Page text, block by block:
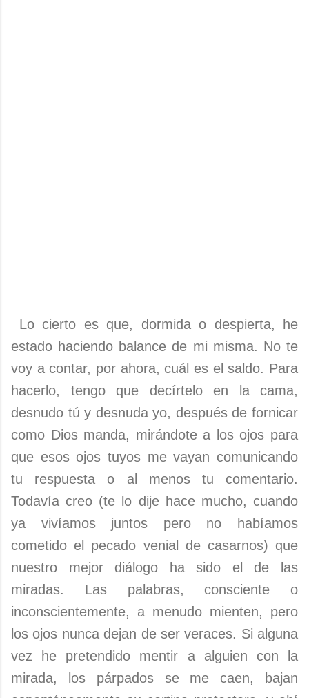
Lo cierto es que, dormida o despierta, he
estado haciendo balance de mi misma. No te
voy a contar, por ahora, cuál es el saldo. Para
hacerlo, tengo que decírtelo en la cama,
desnudo tú y desnuda yo, después de fornicar
como Dios manda, mirándote a los ojos para
que esos ojos tuyos me vayan comunicando
tu respuesta o al menos tu comentario.
Todavía creo (te lo dije hace mucho, cuando
ya vivíamos juntos pero no habíamos
cometido el pecado venial de casarnos) que
nuestro mejor diálogo ha sido el de las
miradas. Las palabras, consciente o
inconscientemente, a menudo mienten, pero
los ojos nunca dejan de ser veraces. Si alguna
vez he pretendido mentir a alguien con la
mirada, los párpados se me caen, bajan